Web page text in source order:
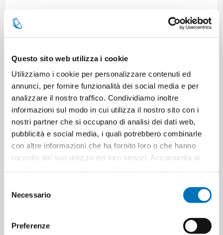
Questo sito web utilizza i cookie
Utilizziamo i cookie per personalizzare contenuti ed
annunci, per fornire funzionalità dei social media e per
analizzare il nostro traffico. Condividiamo inoltre
informazioni sul modo in cui utilizza il nostro sito con i
nostri partner che si occupano di analisi dei dati web,
pubblicità e social media, i quali potrebbero combinarle
con altre informazioni che ha fornito loro o che hanno
raccolto dal suo utilizzo dei loro servizi. Acconsenta ai
delNecessario
Preferenze
6
Cartoni per strato
Minimo di vendita 6
baby hygiene pannolini bimbi